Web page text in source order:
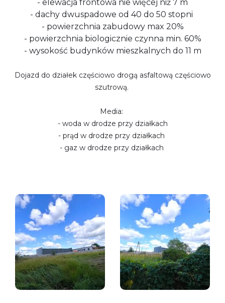
- elewacja frontowa nie więcej niż 7 m
- dachy dwuspadowe od 40 do 50 stopni
- powierzchnia zabudowy max 20%
- powierzchnia biologicznie czynna min. 60%
- wysokość budynków mieszkalnych do 11 m
Dojazd do działek częściowo drogą asfaltową częściowo
szutrową.
Media:
- woda w drodze przy działkach
- prąd w drodze przy działkach
- gaz w drodze przy działkach